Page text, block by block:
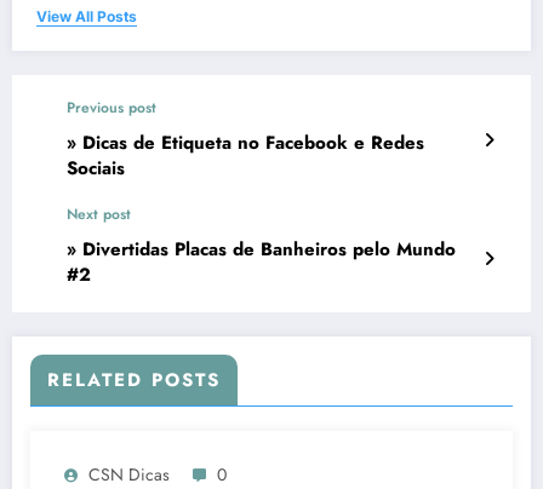
View All Posts
Previous post
» Dicas de Etiqueta no Facebook e Redes
Sociais
Next post
» Divertidas Placas de Banheiros pelo Mundo
#2
RELATED POSTS
CSN Dicas 0